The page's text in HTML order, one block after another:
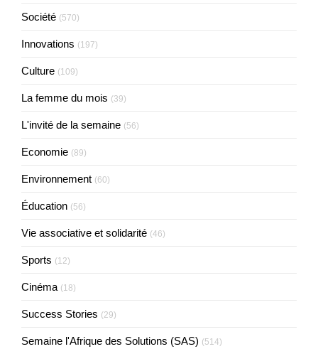
Société (570)
Innovations (197)
Culture (109)
La femme du mois (39)
L'invité de la semaine (56)
Economie (89)
Environnement (60)
Éducation (56)
Vie associative et solidarité (46)
Sports (12)
Cinéma (18)
Success Stories (29)
Semaine l'Afrique des Solutions (SAS) (514)